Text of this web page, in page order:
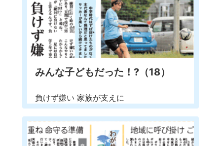
みんな子どもだった！?（18）
負けず嫌い 家族が支えに